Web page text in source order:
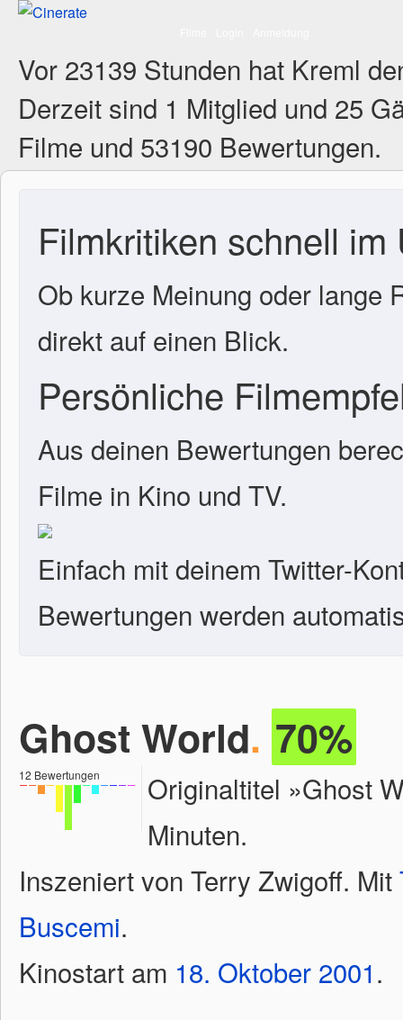
Vor 23139 Stunden hat Kreml
Derzeit sind 1 Mitglied und 25
Filme und 53190 Bewertungen.
Filmkritiken schnell im
Ob kurze Meinung oder lange
direkt auf einen Blick.
Persönliche
Aus deinen Bewertungen
Filme in Kino und TV.
Einfach mit deinem Twitter-
Bewertungen werden
Ghost World. 70%
12 Bewertungen
Originaltitel »Ghost
Minuten.
Inszeniert von Terry Zwigoff. Mit
Buscemi.
Kinostart am 18. Oktober 2001.